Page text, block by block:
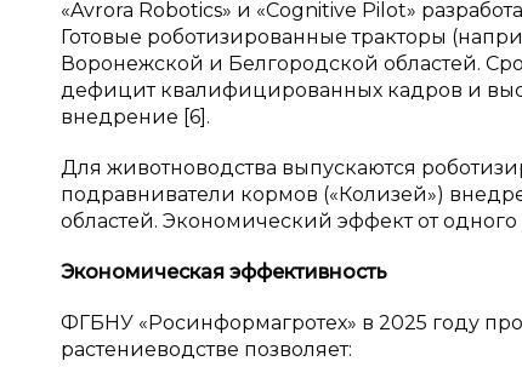
«Avrora Robotics» и «Cognitive Pilot»
Готовые роботизированные тракторы
Воронежской и Белгородской областей.
дефицит квалифицированных кадров и
внедрение [6].
Для животноводства выпускаются
подравниватели кормов («Колизей»)
областей. Экономический эффект от одного
Экономическая эффективность
ФГБНУ «Росинформагротех» в 2025 году
растениеводстве позволяет: